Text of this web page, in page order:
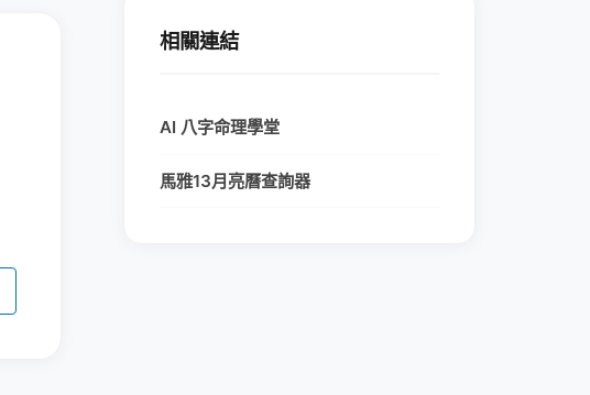
相關連結
AI 八字命理學堂
馬雅13月亮曆查詢器